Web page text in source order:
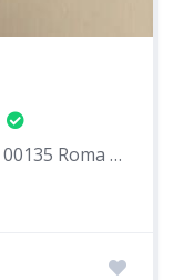
Viale Cortina D' Ampezzo, 00135 Roma città metropolitana di Roma Capitale, Italia